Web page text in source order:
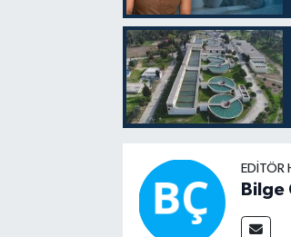
EDITÖR
Bilge